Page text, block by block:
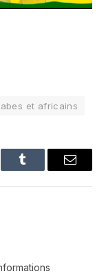
et africains
Tumblr Email